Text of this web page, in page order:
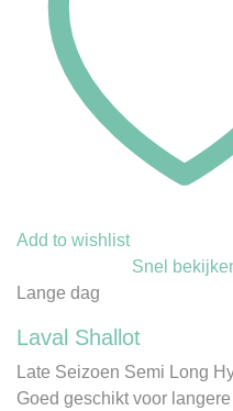
Add to wishlist
Snel
Lange dag
Laval Shallot
Late Seizoen Semi Long
Goed geschikt voor